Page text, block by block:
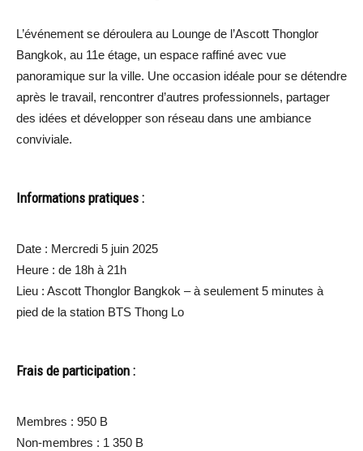
L’événement se déroulera au Lounge de l’Ascott Thonglor
Bangkok, au 11e étage, un espace raffiné avec vue
panoramique sur la ville. Une occasion idéale pour se détendre
après le travail, rencontrer d’autres professionnels, partager
des idées et développer son réseau dans une ambiance
conviviale.
Informations pratiques :
Date : Mercredi 5 juin 2025
Heure : de 18h à 21h
Lieu : Ascott Thonglor Bangkok – à seulement 5 minutes à
pied de la station BTS Thong Lo
Frais de participation :
Membres : 950 B
Non-membres : 1 350 B